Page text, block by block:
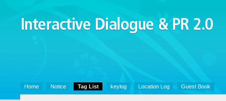
Interactive Dialogue &
PR 2.0
Home Notice Tag List keylog Location Log Guest Book